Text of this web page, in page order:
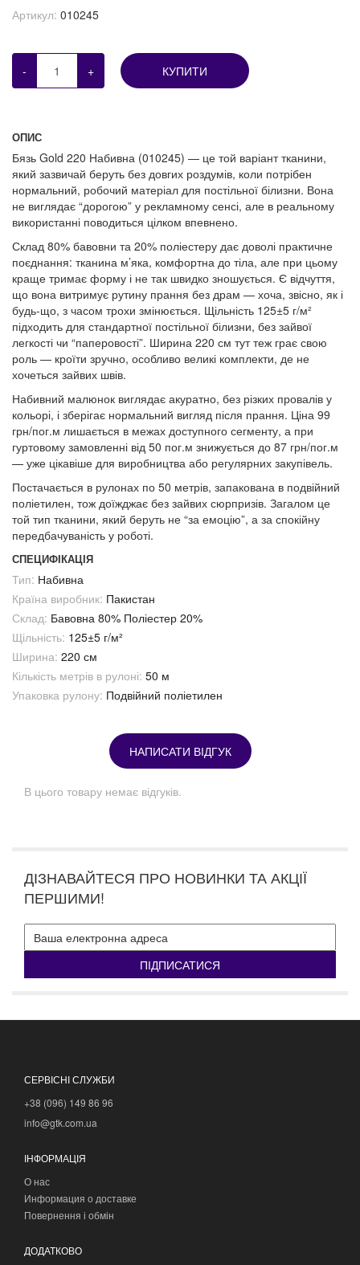
Артикул: 010245
- + КУПИТИ
ОПИС
Бязь Gold 220 Набивна (010245) — це той варіант тканини,
який зазвичай беруть без довгих роздумів, коли потрібен
нормальний, робочий матеріал для постільної білизни. Вона
не виглядає “дорогою” у рекламному сенсі, але в реальному
використанні поводиться цілком впевнено.
Склад 80% бавовни та 20% поліестеру дає доволі практичне
поєднання: тканина м’яка, комфортна до тіла, але при цьому
краще тримає форму і не так швидко зношується. Є відчуття,
що вона витримує рутину прання без драм — хоча, звісно, як і
будь-що, з часом трохи змінюється. Щільність 125±5 г/м²
підходить для стандартної постільної білизни, без зайвої
легкості чи “паперовості”. Ширина 220 см тут теж грає свою
роль — кроїти зручно, особливо великі комплекти, де не
хочеться зайвих швів.
Набивний малюнок виглядає акуратно, без різких провалів у
кольорі, і зберігає нормальний вигляд після прання. Ціна 99
грн/пог.м лишається в межах доступного сегменту, а при
гуртовому замовленні від 50 пог.м знижується до 87 грн/пог.м
— уже цікавіше для виробництва або регулярних закупівель.
Постачається в рулонах по 50 метрів, запакована в подвійний
поліетилен, тож доїжджає без зайвих сюрпризів. Загалом це
той тип тканини, який беруть не “за емоцію”, а за спокійну
передбачуваність у роботі.
СПЕЦИФІКАЦІЯ
Тип: Набивна
Країна виробник: Пакистан
Склад: Бавовна 80% Поліестер 20%
Щільність: 125±5 г/м²
Ширина: 220 см
Кількість метрів в рулоні: 50 м
Упаковка рулону: Подвійний поліетилен
НАПИСАТИ ВІДГУК
В цього товару немає відгуків.
ДІЗНАВАЙТЕСЯ ПРО НОВИНКИ ТА АКЦІЇ
ПЕРШИМИ!
ПІДПИСАТИСЯ
СЕРВІСНІ СЛУЖБИ
+38 (096) 149 86 96
info@gtk.com.ua
ІНФОРМАЦІЯ
О нас
Информация о доставке
Повернення і обмін
ДОДАТКОВО